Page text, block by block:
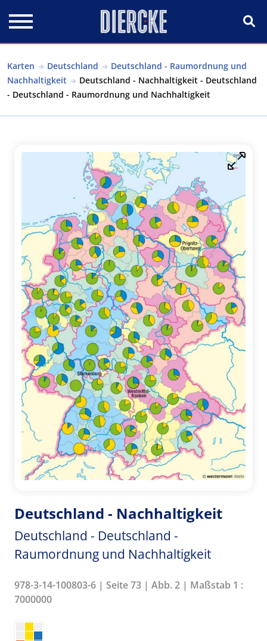
Karten Deutschland
Deutschland - Raumordnung und
Nachhaltigkeit
Deutschland - Nachhaltigkeit - Deutschland
- Deutschland - Raumordnung und Nachhaltigkeit
Deutschland - Nachhaltigkeit
Deutschland - Deutschland -
Raumordnung und Nachhaltigkeit
978-3-14-100803-6 | Seite 73 | Abb. 2 | Maßstab 1 :
7000000